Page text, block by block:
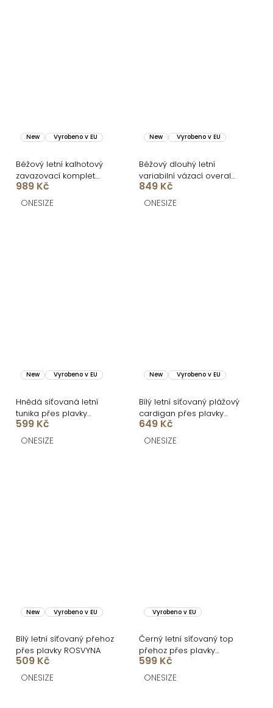
New Vyrobeno v EU
Béžový letní kalhotový
zavazovací komplet
AMALFI
989 Kč
ONESIZE
New Vyrobeno v EU
Béžový dlouhý letní
variabilní vázací overal
ARVIAN
849 Kč
ONESIZE
New Vyrobeno v EU
Hnědá síťovaná letní
tunika přes plavky
ROSVYNA
599 Kč
ONESIZE
New Vyrobeno v EU
Bílý letní síťovaný plážový
cardigan přes plavky
CORVINA
649 Kč
ONESIZE
New Vyrobeno v EU
Bílý letní síťovaný přehoz
přes plavky ROSVYNA
509 Kč
ONESIZE
Vyrobeno v EU
Černý letní síťovaný top
přehoz přes plavky
ROSVYNA
599 Kč
ONESIZE